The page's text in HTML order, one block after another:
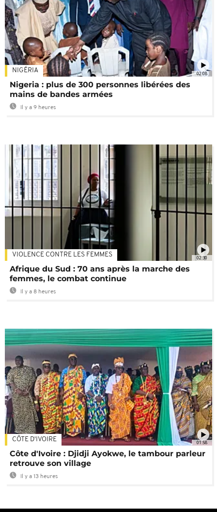
02:08
NIGÉRIA
Nigeria : plus de 300 personnes libérées des
mains de bandes armées
Il y a 9 heures
02:30
VIOLENCE CONTRE LES FEMMES
Afrique du Sud : 70 ans après la marche des
femmes, le combat continue
Il y a 8 heures
01:58
CÔTE D'IVOIRE
Côte d'Ivoire : Djidji Ayokwe, le tambour parleur
retrouve son village
Il y a 13 heures